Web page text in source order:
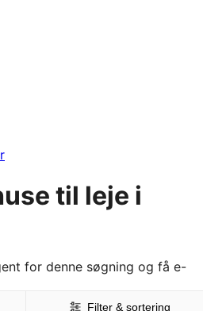
til leje i
for denne søgning og få e-
Filter & sortering